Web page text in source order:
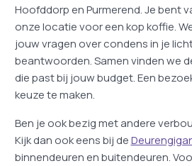
Hoofddorp en Purmerend. Je bent
onze locatie voor een kop koffie.
jouw vragen over condens in je
beantwoorden. Samen vinden we
die past bij jouw budget. Een
keuze te maken.
Ben je ook bezig met andere
Kijk dan ook eens bij de
binnendeuren en buitendeuren.